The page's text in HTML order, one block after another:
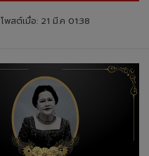
โพสต์เมื่อ: 21 มี.ค 01:38